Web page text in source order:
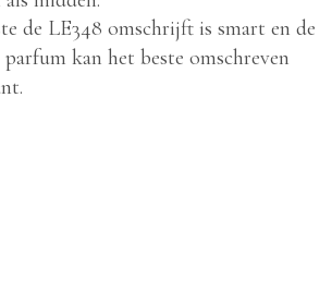
de LE348 omschrijft is smart en de
kan het beste omschreven